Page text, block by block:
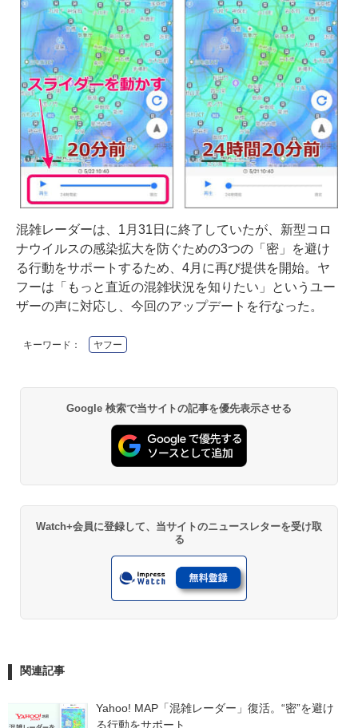
混雑レーダーは、1月31日に終了していたが、新型コロ
ナウイルスの感染拡大を防ぐための3つの「密」を避け
る行動をサポートするため、4月に再び提供を開始。ヤ
フーは「もっと直近の混雑状況を知りたい」というユー
ザーの声に対応し、今回のアップデートを行なった。
キーワード： ヤフー
Google 検索で当サイトの記事を優先表示させる
Watch+会員に登録して、当サイトのニュースレターを受け取
る
関連記事
Yahoo! MAP「混雑レーダー」復活。“密”を避け
る行動をサポート